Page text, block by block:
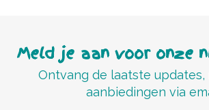
Meld je aan voor onze
Ontvang de laatste updates,
aanbiedingen via